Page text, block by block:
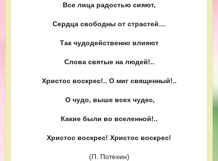
Все лица радостью сияют,
Сердца свободны от страстей…
Так чудодейственно влияют
Слова святые на людей!..
Христос воскрес!.. О миг священный!..
О чудо, выше всех чудес,
Какие были во вселенной!..
Христос воскрес! Христос воскрес!
(П. Потехин)